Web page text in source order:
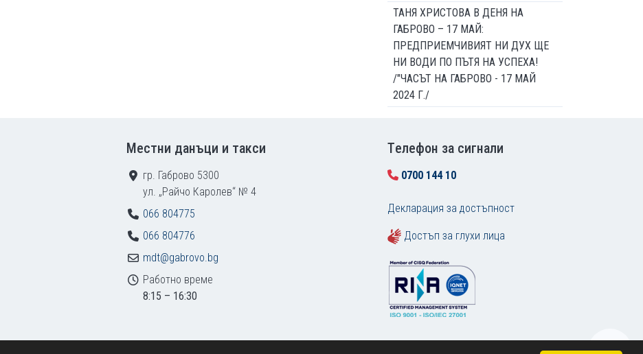
ТАНЯ ХРИСТОВА В ДЕНЯ НА
ГАБРОВО – 17 МАЙ:
ПРЕДПРИЕМЧИВИЯТ НИ ДУХ ЩЕ
НИ ВОДИ ПО ПЪТЯ НА УСПЕХА!
/"ЧАСЪТ НА ГАБРОВО - 17 МАЙ
2024 Г./
Местни данъци и такси
гр. Габрово 5300
ул. „Райчо Каролев“ № 4
066 804775
066 804776
mdt@gabrovo.bg
Работно време
8:15 – 16:30
Tелефон за сигнали
0700 144 10
Декларация за достъпност
Достъп за глухи лица